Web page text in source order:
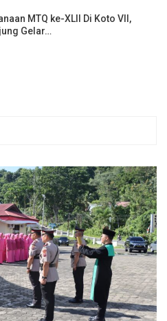
MTQ ke-XLII Di Koto VII,
Gelar…